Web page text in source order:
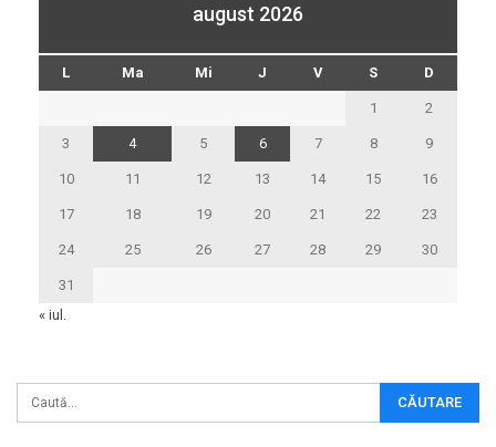
august 2026
L Ma Mi J V S D
1 2
3 4 5 6 7 8 9
10 11 12 13 14 15 16
17 18 19 20 21 22 23
24 25 26 27 28 29 30
31
« iul.